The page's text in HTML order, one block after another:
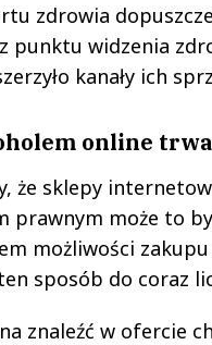
zdrowia
punktu widzenia
kanały ich
online
że sklepy
prawnym może to
możliwości
ten sposób do coraz
znaleźć w ofercie